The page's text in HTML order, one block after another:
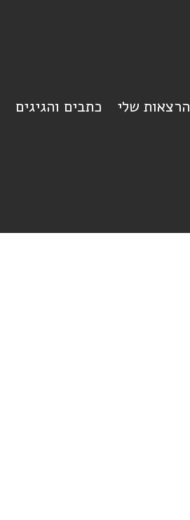
הרצאות שלי כתבים והגיגים